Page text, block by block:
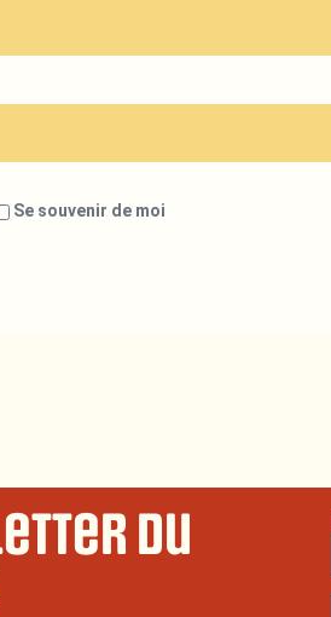
Se souvenir de moi
du